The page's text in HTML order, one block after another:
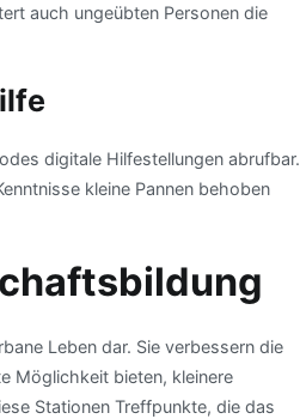
auch ungeübten Personen die
digitale Hilfestellungen abrufbar.
kleine Pannen behoben
Leben dar. Sie verbessern die
Möglichkeit bieten, kleinere
Stationen Treffpunkte, die das